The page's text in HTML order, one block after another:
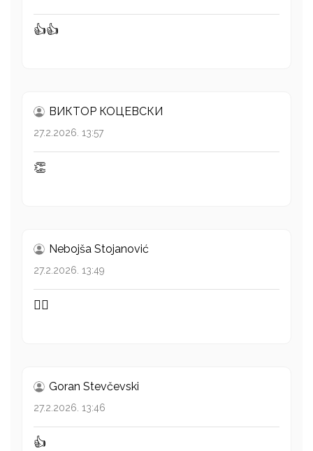
👍👍
ВИКТОР КОЦЕВСКИ
27.2.2026. 13:57
👏
Nebojša Stojanović
27.2.2026. 13:49
👍🏻
Goran Stevčevski
27.2.2026. 13:46
👍